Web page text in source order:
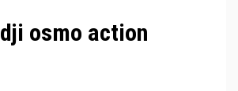
dji osmo action